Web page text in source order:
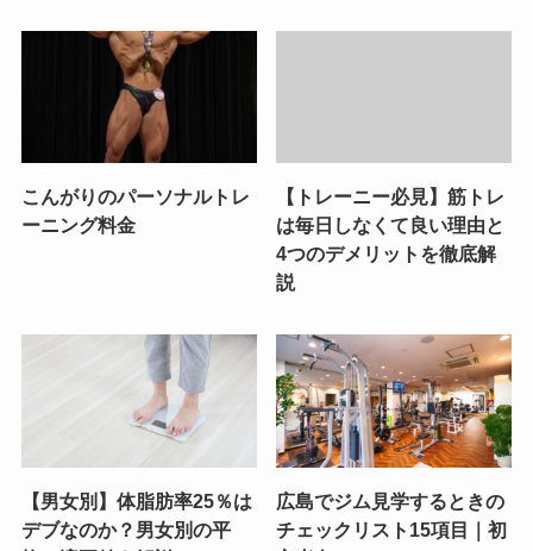
こんがりのパーソナルトレ
ーニング料金
【トレーニー必見】筋トレ
は毎日しなくて良い理由と
4つのデメリットを徹底解
説
【男女別】体脂肪率25％は
デブなのか？男女別の平
広島でジム見学するときの
チェックリスト15項目｜初